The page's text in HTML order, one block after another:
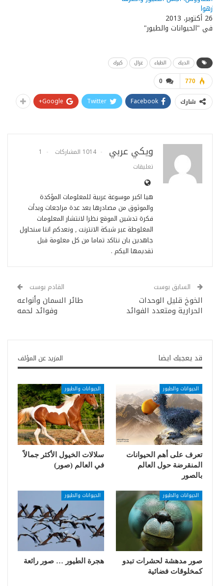
زهوا
26 أكتوبر، 2013
في "الحيوانات والطيور"
الديك الظباء غزال كيرك
0 770
شارك Facebook
Twitter
Google+
ويكي عربي 1014 المشاركات
1
تعليقات
هيا اكبر موسوعة عربية للمعلومات المؤكدة
والموثوق من مصادرها بعد عدة مراجعات وبدأت
فكرة تدشين الموقع نظرا لانتشار المعلومات
المغلوطة عبر شبكة الانترنت , ونعدكم اننا سنحاول
جاهدين بان نتاكد تماما من كل معلومة قبل
تقديمها اليكم .
السابق بوست
الخوخ قليل الوحدات
الحرارية ومتعدد الفوائد
القادم بوست
طائر السمان وأنواعه
وفوائد لحمه
قد يعجبك ايضا المزيد عن المؤلف
الحيوانات والطيور
تعرف على أهم الحيوانات
المنقرضة حول العالم
بالصور
الحيوانات والطيور
سلالات الخيول الأكثر جمالاً
في العالم (صور)
الحيوانات والطيور
صور مدهشة لحشرات تبدو
كمخلوقات فضائية
الحيوانات والطيور
هجرة الطيور … صور رائعة